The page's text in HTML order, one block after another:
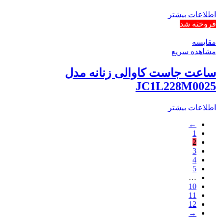
اطلاعات بیشتر
فروخته شد
مقایسه
مشاهده سریع
ساعت جاست کاوالی زنانه مدل
JC1L228M0025
اطلاعات بیشتر
←
1
2
3
4
5
…
10
11
12
→